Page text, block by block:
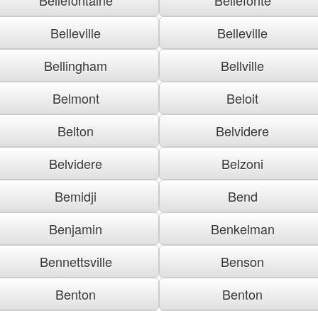
Belleville
Belleville
Bellingham
Bellville
Belmont
Beloit
Belton
Belvidere
Belvidere
Belzoni
Bemidji
Bend
Benjamin
Benkelman
Bennettsville
Benson
Benton
Benton